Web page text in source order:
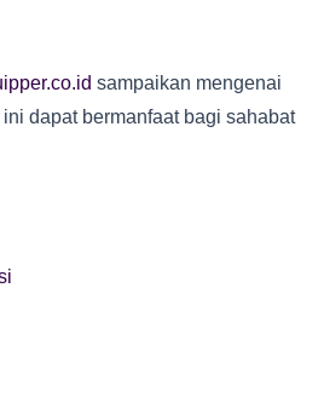
sampaikan mengenai
dapat bermanfaat bagi sahabat